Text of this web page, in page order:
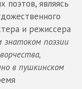
поэтов, являясь
и режиссера
знатоком поэзии
в пушкинском